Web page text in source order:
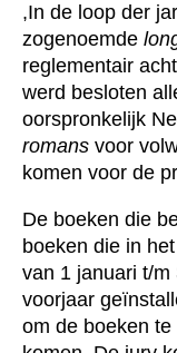
,In de loop der
zogenoemde
reglementair
werd besloten
oorspronkelijk
romans voor
komen voor de
De boeken die
boeken die in
van 1 januari t/m
voorjaar
om de boeken